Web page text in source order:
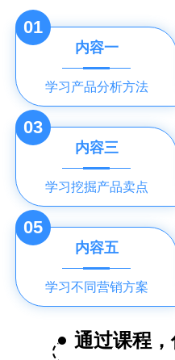
01
内容一
学习产品分析方法
03
内容三
学习挖掘产品卖点
05
内容五
学习不同营销方案
通过课程